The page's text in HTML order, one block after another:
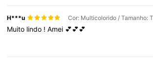
H***u
Muito lindo !Amei 💕💕💕